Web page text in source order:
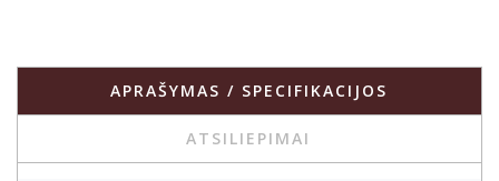
APRAŠYMAS / SPECIFIKACIJOS
ATSILIEPIMAI